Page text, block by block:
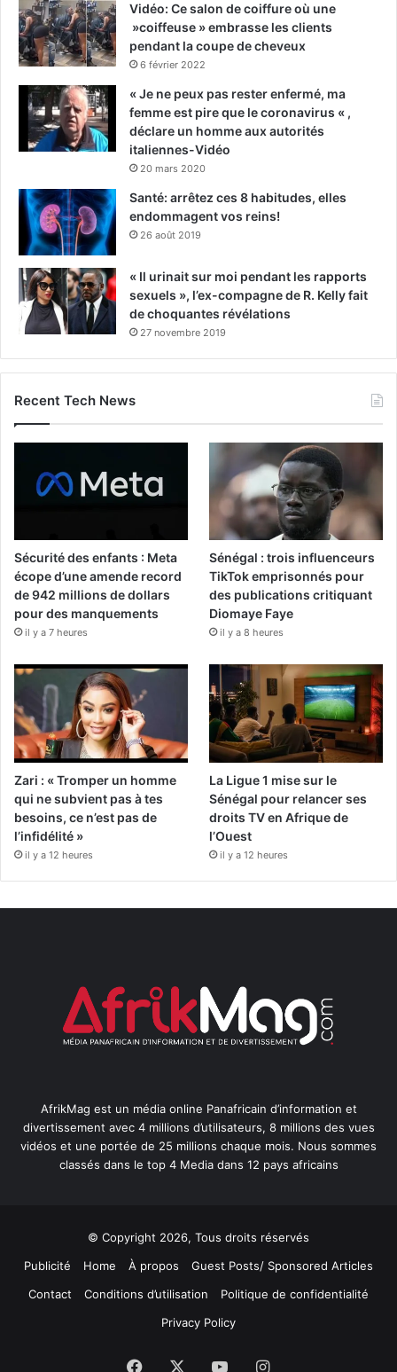
Vidéo: Ce salon de coiffure où une
»coiffeuse » embrasse les clients
pendant la coupe de cheveux
6 février 2022
« Je ne peux pas rester enfermé, ma
femme est pire que le coronavirus « ,
déclare un homme aux autorités
italiennes-Vidéo
20 mars 2020
Santé: arrêtez ces 8 habitudes, elles
endommagent vos reins!
26 août 2019
« Il urinait sur moi pendant les rapports
sexuels », l’ex-compagne de R. Kelly fait
de choquantes révélations
27 novembre 2019
Recent Tech News
Sécurité des enfants : Meta
écope d’une amende record
de 942 millions de dollars
pour des manquements
il y a 7 heures
Sénégal : trois influenceurs
TikTok emprisonnés pour
des publications critiquant
Diomaye Faye
il y a 8 heures
Zari : « Tromper un homme
qui ne subvient pas à tes
besoins, ce n’est pas de
l’infidélité »
il y a 12 heures
La Ligue 1 mise sur le
Sénégal pour relancer ses
droits TV en Afrique de
l’Ouest
il y a 12 heures
AfrikMag est un média online Panafricain d’information et
divertissement avec 4 millions d’utilisateurs, 8 millions des vues
vidéos et une portée de 25 millions chaque mois. Nous sommes
classés dans le top 4 Media dans 12 pays africains
© Copyright 2026, Tous droits réservés
Publicité
Home À propos
Guest Posts/ Sponsored Articles
Contact
Conditions d’utilisation
Politique de confidentialité
Privacy Policy
Facebook YouTubeInstagram